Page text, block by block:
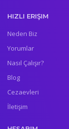
HIZLI ERIŞIM
Neden Biz
Yorumlar
Nasıl Çalışır?
Blog
Cezaevleri
İletişim